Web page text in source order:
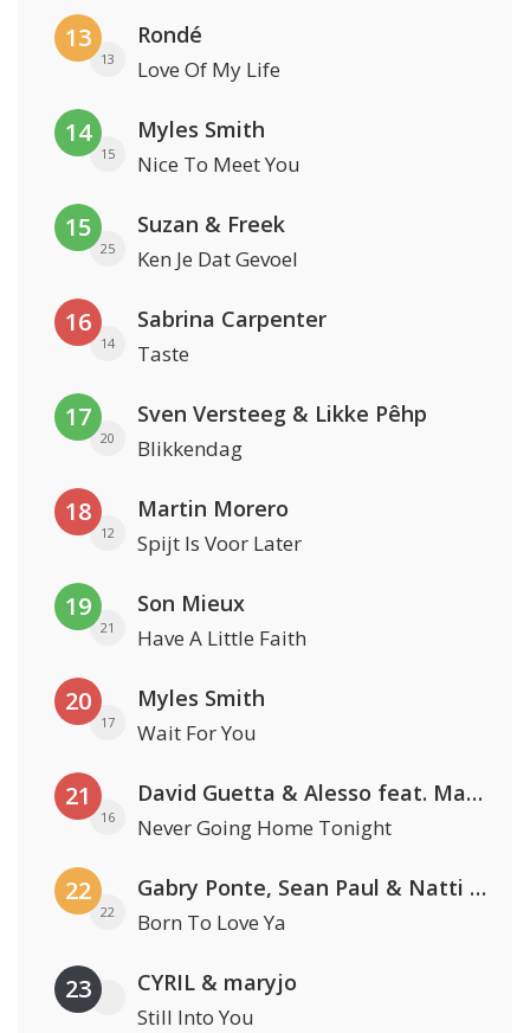
13
13
Rondé
Love Of My Life
14
15
Myles Smith
Nice To Meet You
15
25
Suzan & Freek
Ken Je Dat Gevoel
16
14
Sabrina Carpenter
Taste
17
20
Sven Versteeg & Likke Pêhp
Blikkendag
18
12
Martin Morero
Spijt Is Voor Later
19
21
Son Mieux
Have A Little Faith
20
17
Myles Smith
Wait For You
21
16
David Guetta & Alesso feat. Madison Love
Never Going Home Tonight
22
22
Gabry Ponte, Sean Paul & Natti Natasha
Born To Love Ya
23 CYRIL & maryjo
Still Into You